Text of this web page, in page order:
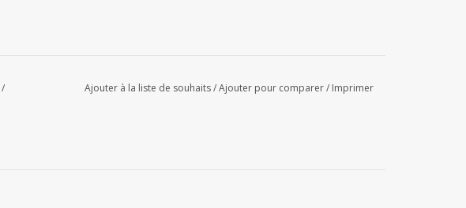
/
Ajouter à la liste de souhaits/Ajouter pour comparer/ Imprimer